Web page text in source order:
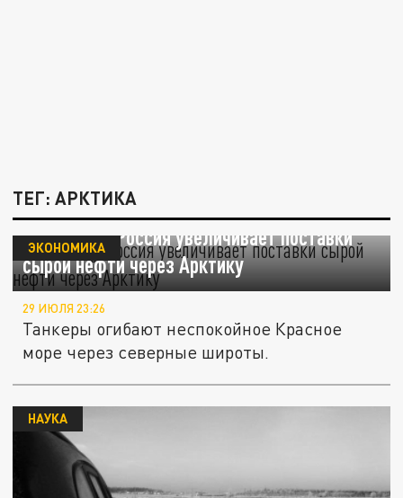
ТЕГ: АРКТИКА
Bloomberg: Россия увеличивает поставки
сырой нефти через Арктику
ЭКОНОМИКА
29 ИЮЛЯ 23:26
Танкеры огибают неспокойное Красное
море через северные широты.
НАУКА